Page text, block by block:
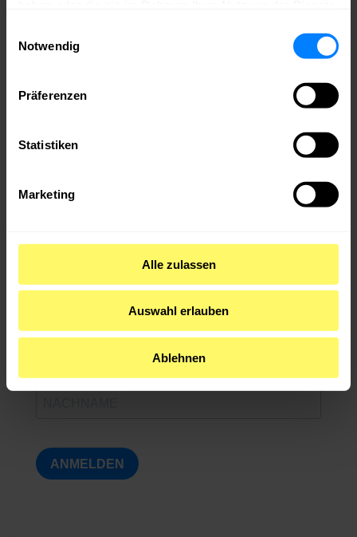
Notwendig
Präferenzen
Statistiken
Marketing
Alle zulassen
Auswahl erlauben
Ablehnen
Angeboten! Wähle aus, wofür du dich anmelden
möchtest:
medianet Job-Newsletter
Newsletter zum PEOPLE & CULTURE
ANMELDEN